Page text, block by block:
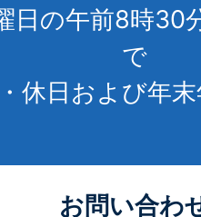
日の午前8時30
で
休日および年
お問い合わ